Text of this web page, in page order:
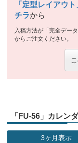
「定型レイアウ
チラから
入稿方法が「完全デー
からご注文ください。
「FU-56」カレン
3ヶ月表示